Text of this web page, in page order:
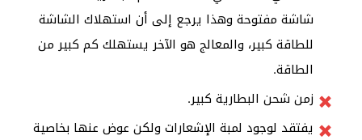
شاشة مفتوحة وهذا يرجع إلى أن استهلاك الشاشة
للطاقة كبير، والمعالج هو الآخر يستهلك كم كبير من
الطاقة.
زمن شحن البطارية كبير.
يفتقد لوجود لمبة الإشعارات ولكن عوض عنها بخاصية